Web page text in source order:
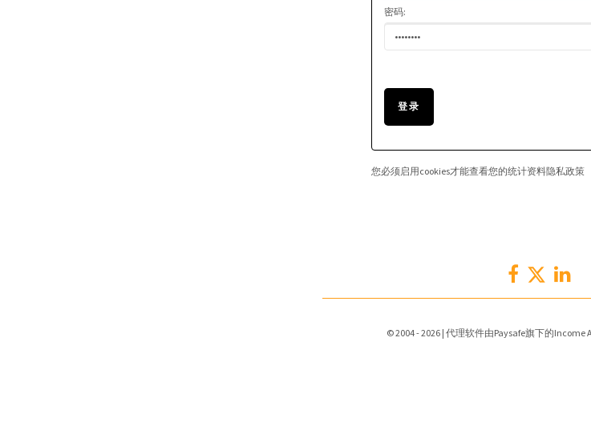
密码:
登录
您必须启用cookies才能查看您的统计资料隐私政策
© 2004 - 2026 | 代理软件由Paysafe旗下的Income